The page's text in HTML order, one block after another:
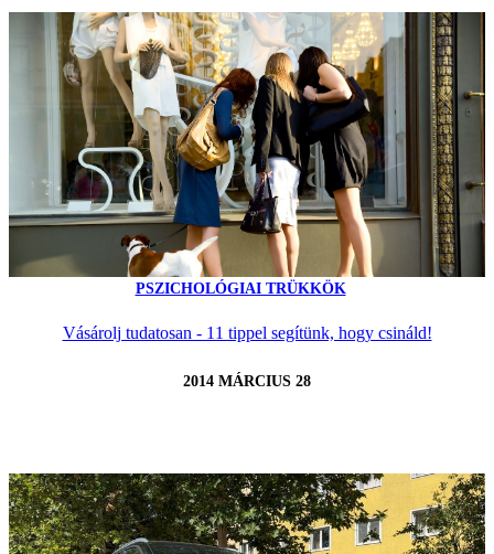
PSZICHOLÓGIAI TRÜKKÖK
Vásárolj tudatosan - 11 tippel segítünk, hogy csináld!
2014 MÁRCIUS 28